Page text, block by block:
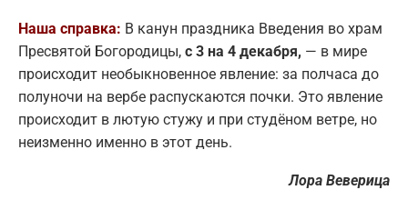
Наша справка: В канун праздника Введения во храм
Пресвятой Богородицы, с 3 на 4 декабря, — в мире
происходит необыкновенное явление: за полчаса до
полуночи на вербе распускаются почки. Это явление
происходит в лютую стужу и при студёном ветре, но
неизменно именно в этот день.
Лора Веверица